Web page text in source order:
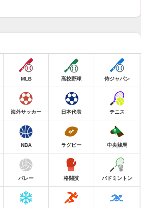
MLB 高校野球 侍ジャパン
海外サッカー 日本代表 テニス
NBA ラグビー 中央競馬
バレー 格闘技 バドミントン